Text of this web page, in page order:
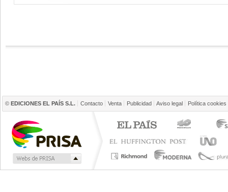
© EDICIONES EL PAÍS S.L. Contacto Venta Publicidad Aviso legal Política cookies